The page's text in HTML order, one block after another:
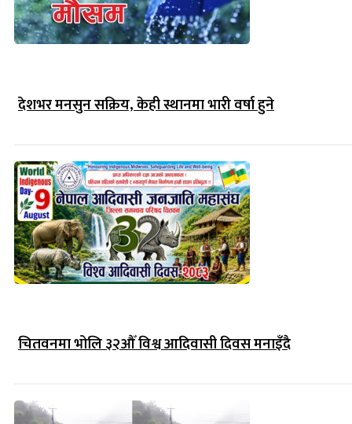
देशभर मनसुन सक्रिय, केही स्थानमा भारी वर्षा हुने
चितवनमा भोलि ३२औँ विश्व आदिवासी दिवस मनाइँदै